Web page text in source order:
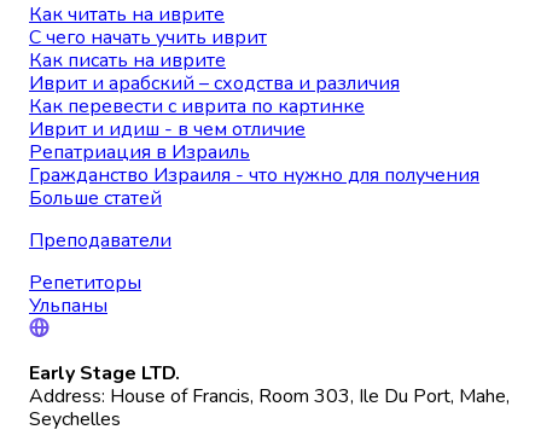
Как читать на иврите
С чего начать учить иврит
Как писать на иврите
Иврит и арабский – сходства и различия
Как перевести с иврита по картинке
Иврит и идиш - в чем отличие
Репатриация в Израиль
Гражданство Израиля - что нужно для получения
Больше статей
Преподаватели
Репетиторы
Ульпаны
Early Stage LTD.
Address: House of Francis, Room 303, Ile Du Port, Mahe,
Seychelles